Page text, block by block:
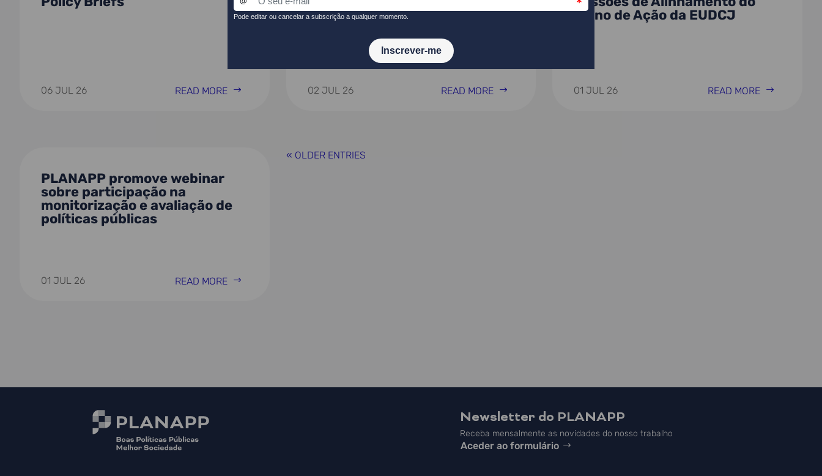
06 JUL 26 READ MORE
pública
02 JUL 26 READ MORE
Plano de Ação da EUDCJ
01 JUL 26 READ MORE
PLANAPP promove webinar
sobre participação na
monitorização e avaliação de
políticas públicas
01 JUL 26 READ MORE
« OLDER ENTRIES
Newsletter do PLANAPP
Receba mensalmente as novidades do nosso trabalho
Aceder ao formulário